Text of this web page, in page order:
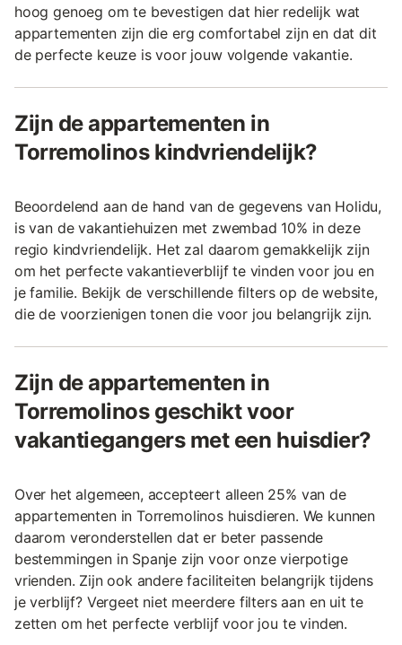
hoog genoeg om te bevestigen dat hier redelijk wat
appartementen zijn die erg comfortabel zijn en dat dit
de perfecte keuze is voor jouw volgende vakantie.
Zijn de appartementen in
Torremolinos kindvriendelijk?
Beoordelend aan de hand van de gegevens van Holidu,
is van de vakantiehuizen met zwembad 10% in deze
regio kindvriendelijk. Het zal daarom gemakkelijk zijn
om het perfecte vakantieverblijf te vinden voor jou en
je familie. Bekijk de verschillende filters op de website,
die de voorzienigen tonen die voor jou belangrijk zijn.
Zijn de appartementen in
Torremolinos geschikt voor
vakantiegangers met een huisdier?
Over het algemeen, accepteert alleen 25% van de
appartementen in Torremolinos huisdieren. We kunnen
daarom veronderstellen dat er beter passende
bestemmingen in Spanje zijn voor onze vierpotige
vrienden. Zijn ook andere faciliteiten belangrijk tijdens
je verblijf? Vergeet niet meerdere filters aan en uit te
zetten om het perfecte verblijf voor jou te vinden.